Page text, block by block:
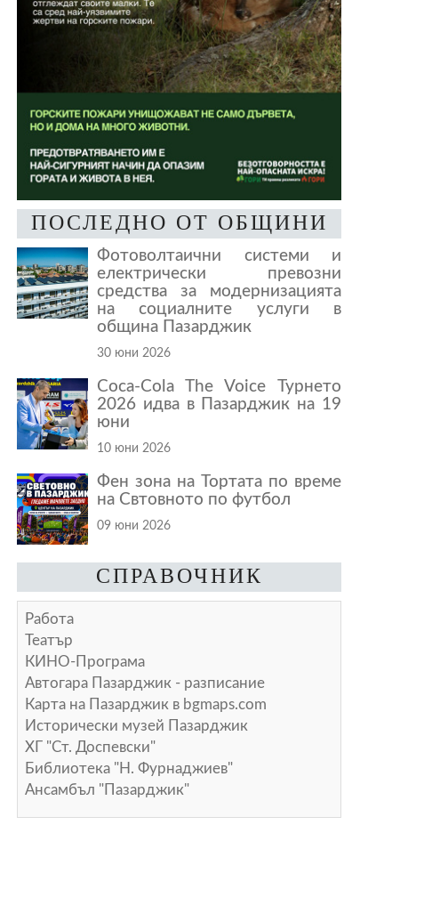
ПОСЛЕДНО ОТ ОБЩИНИ
Фотоволтаични системи и
електрически превозни
средства за модернизацията
на социалните услуги в
община Пазарджик
30 юни 2026
Coca-Cola The Voice Турнето
2026 идва в Пазарджик на 19
юни
10 юни 2026
Фен зона на Тортата по време
на Свтовното по футбол
09 юни 2026
СПРАВОЧНИК
Работа
Театър
КИНО-Програма
Автогара Пазарджик - разписание
Карта на Пазарджик в bgmaps.com
Исторически музей Пазарджик
ХГ "Ст. Доспевски"
Библиотека "Н. Фурнаджиев"
Ансамбъл "Пазарджик"